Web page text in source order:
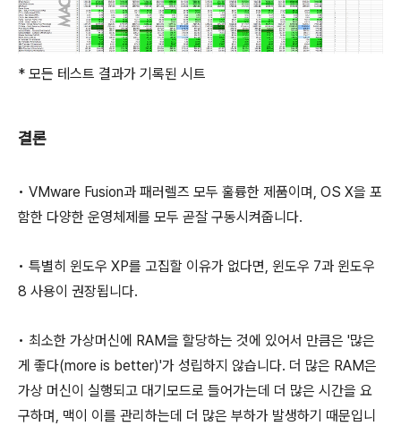
* 모든 테스트 결과가 기록된 시트
결론
• VMware Fusion과 패러렐즈 모두 훌륭한 제품이며, OS X을 포
함한 다양한 운영체제를 모두 곧잘 구동시켜줍니다.
• 특별히 윈도우 XP를 고집할 이유가 없다면, 윈도우 7과 윈도우
8 사용이 권장됩니다.
• 최소한 가상머신에 RAM을 할당하는 것에 있어서 만큼은 '많은
게 좋다(more is better)'가 성립하지 않습니다. 더 많은 RAM은
가상 머신이 실행되고 대기모드로 들어가는데 더 많은 시간을 요
구하며, 맥이 이를 관리하는데 더 많은 부하가 발생하기 때문입니